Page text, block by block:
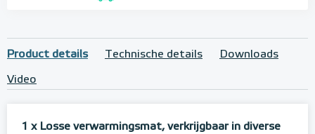
Product details Technische details Downloads
Video
1 x Losse verwarmingsmat, verkrijgbaar in diverse